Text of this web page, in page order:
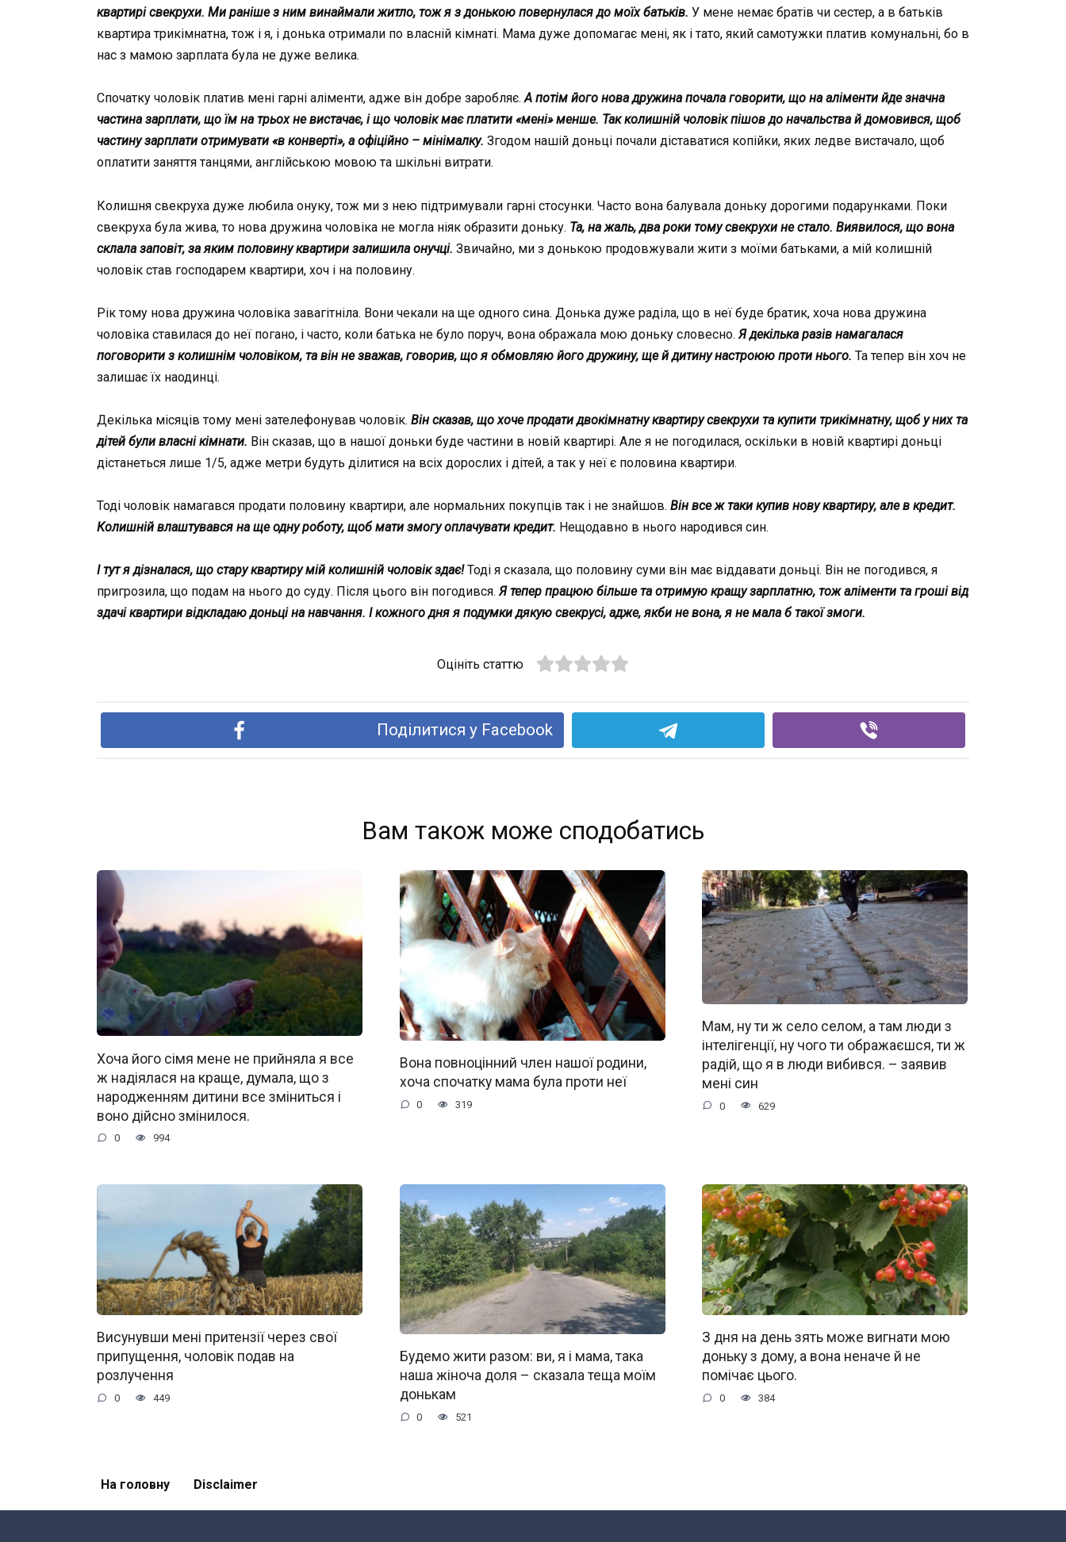
квартирі свекрухи. Ми раніше з ним винаймали житло, тож я з донькою повернулася до моїх батьків. У мене немає братів чи сестер, а в батьків
квартира трикімнатна, тож і я, і донька отримали по власній кімнаті. Мама дуже допомагає мені, як і тато, який самотужки платив комунальні, бо в
нас з мамою зарплата була не дуже велика.
Спочатку чоловік платив мені гарні аліменти, адже він добре заробляє.А потім його нова дружина почала говорити, що на аліменти йде значна
частина зарплати, що їм на трьох не вистачає, і що чоловік має платити «мені» менше. Так колишній чоловік пішов до начальства й домовився, щоб
частину зарплати отримувати «в конверті», а офіційно – мінімалку. Згодом нашій доньці почали діставатися копійки, яких ледве вистачало, щоб
оплатити заняття танцями, англійською мовою та шкільні витрати.
Колишня свекруха дуже любила онуку, тож ми з нею підтримували гарні стосунки. Часто вона балувала доньку дорогими подарунками. Поки
свекруха була жива, то нова дружина чоловіка не могла ніяк образити доньку. Та, на жаль, два роки тому свекрухи не стало. Виявилося, що вона
склала заповіт, за яким половину квартири залишила онучці. Звичайно, ми з донькою продовжували жити з моїми батьками, а мій колишній
чоловік став господарем квартири, хоч і на половину.
Рік тому нова дружина чоловіка завагітніла. Вони чекали на ще одного сина. Донька дуже раділа, що в неї буде братик, хоча нова дружина
чоловіка ставилася до неї погано, і часто, коли батька не було поруч, вона ображала мою доньку словесно. Я декілька разів намагалася
поговорити з колишнім чоловіком, та він не зважав, говорив, що я обмовляю його дружину, ще й дитину настроюю проти нього. Та тепер він хоч не
залишає їх наодинці.
Декілька місяців тому мені зателефонував чоловік. Він сказав, що хоче продати двокімнатну квартиру свекрухи та купити трикімнатну, щоб у них та
дітей були власні кімнати. Він сказав, що в нашої доньки буде частини в новій квартирі. Але я не погодилася, оскільки в новій квартирі доньці
дістанеться лише 1/5, адже метри будуть ділитися на всіх дорослих і дітей, а так у неї є половина квартири.
Тоді чоловік намагався продати половину квартири, але нормальних покупців так і не знайшов. Він все ж таки купив нову квартиру, але в кредит.
Колишній влаштувався на ще одну роботу, щоб мати змогу оплачувати кредит. Нещодавно в нього народився син.
І тут я дізналася, що стару квартиру мій колишній чоловік здає! Тоді я сказала, що половину суми він має віддавати доньці. Він не погодився, я
пригрозила, що подам на нього до суду. Після цього він погодився.Я тепер працюю більше та отримую кращу зарплатню, тож аліменти та гроші від
здачі квартири відкладаю доньці на навчання. І кожного дня я подумки дякую свекрусі, адже, якби не вона, я не мала б такої змоги.
Оцініть статтю
Поділитися у Facebook
Вам також може сподобатись
Хоча його сімя мене не прийняла я все
ж надіялася на краще, думала, що з
народженням дитини все зміниться і
воно дійсно змінилося.
0 994
Вона повноцінний член нашої родини,
хоча спочатку мама була проти неї
0 319
Мам, ну ти ж село селом, а там люди з
інтелігенції, ну чого ти ображаєшся, ти ж
радій, що я в люди вибився. – заявив
мені син
0 629
Висунувши мені притензії через свої
припущення, чоловік подав на
розлучення
0 449
Будемо жити разом: ви, я і мама, така
наша жіноча доля – сказала теща моїм
донькам
0 521
З дня на день зять може вигнати мою
доньку з дому, а вона неначе й не
помічає цього.
0 384
На головну Disclaimer